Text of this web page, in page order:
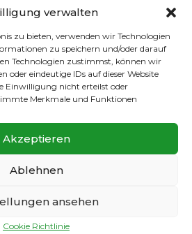
verwalten
zu bieten, verwenden wir Technologien
zu speichern und/oder darauf
Technologien zustimmst, können wir
oder eindeutige IDs auf dieser Website
Einwilligung nicht erteilst oder
Merkmale und Funktionen
Akzeptieren
Ablehnen
ansehen
Cookie Richtlinie
nun wirklich nicht
Auflagen
müssen die Kinder unter
auf dem Weg zum...
Nächste Einträge »
SC Gatow 1931 e.V. |